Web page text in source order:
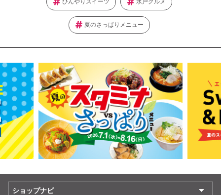
ひんやりスイーツ 水戸グルメ
夏のさっぱりメニュー
ショップナビ